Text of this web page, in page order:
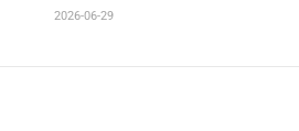
2026-06-29